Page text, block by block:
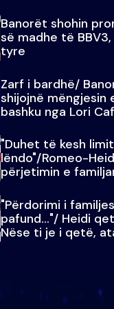
Banorët shohin
së madhe të
tyre
Zarf i bardhë/
shijojnë mëngjesin
bashku nga Lori
"Duhet të kesh
lëndo"/Romeo-
përjetimin e
"Përdorimi i
pafund…"/ Heidi
Nëse ti je i qetë,